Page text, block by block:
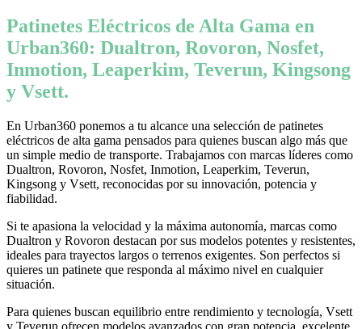
Patinetes Eléctricos de Alta Gama en
Urban360: Dualtron, Rovoron, Nosfet,
Inmotion, Leaperkim, Teverun, Kingsong
y Vsett.
En Urban360 ponemos a tu alcance una selección de patinetes
eléctricos de alta gama pensados para quienes buscan algo más que
un simple medio de transporte. Trabajamos con marcas líderes como
Dualtron, Rovoron, Nosfet, Inmotion, Leaperkim, Teverun,
Kingsong y Vsett, reconocidas por su innovación, potencia y
fiabilidad.
Si te apasiona la velocidad y la máxima autonomía, marcas como
Dualtron y Rovoron destacan por sus modelos potentes y resistentes,
ideales para trayectos largos o terrenos exigentes. Son perfectos si
quieres un patinete que responda al máximo nivel en cualquier
situación.
Para quienes buscan equilibrio entre rendimiento y tecnología, Vsett
y Teverun ofrecen modelos avanzados con gran potencia, excelente